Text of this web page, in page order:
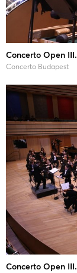
Concerto Open III.
Concerto Budapest
Concerto Open III.